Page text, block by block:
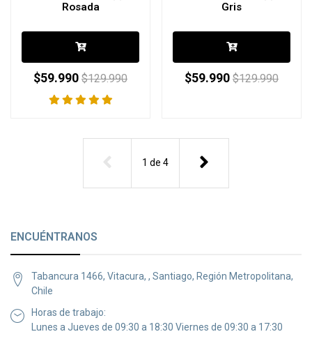
Rosada
$59.990 $129.990
Gris
$59.990 $129.990
1 de 4
ENCUÉNTRANOS
Tabancura 1466, Vitacura, , Santiago, Región Metropolitana,
Chile
Horas de trabajo:
Lunes a Jueves de 09:30 a 18:30 Viernes de 09:30 a 17:30